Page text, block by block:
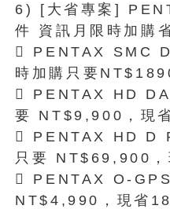
6) [大省專案]
件 資訊月限時加購
 PENTAX SMC
時加購只要
 PENTAX HD
要 NT$9,900，現
 PENTAX HD D
只要 NT$69,900，
 PENTAX O-
NT$4,990，現省